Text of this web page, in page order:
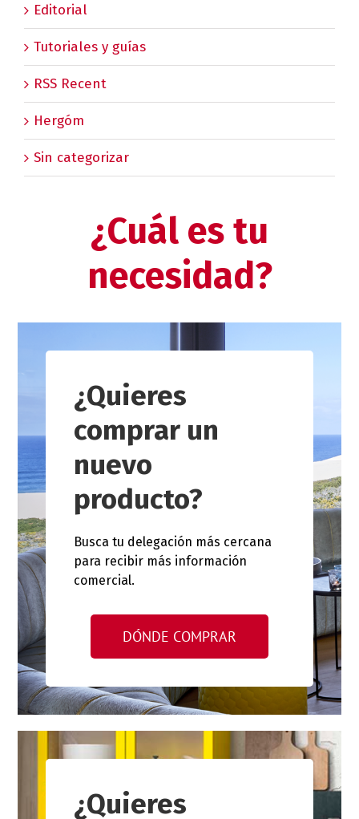
Editorial
Tutoriales y guías
RSS Recent
Hergóm
Sin categorizar
¿Cuál es tu
necesidad?
¿Quieres
comprar un
nuevo
producto?
Busca tu delegación más cercana
para recibir más información
comercial.
DÓNDE COMPRAR
¿Quieres